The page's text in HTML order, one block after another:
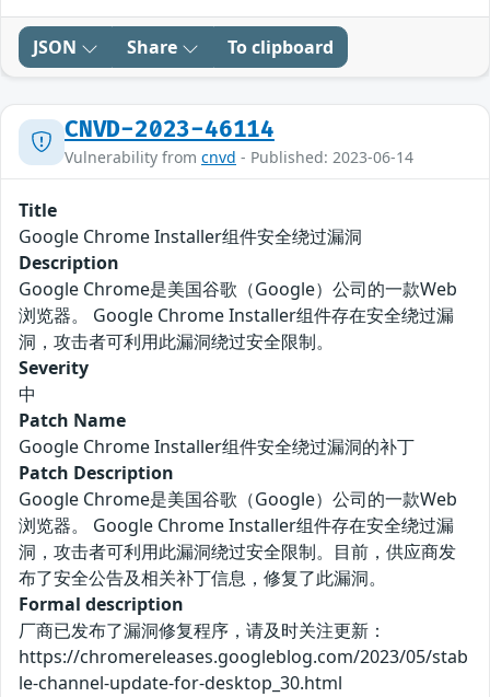
JSON Share To clipboard
CNVD-2023-46114
Vulnerability from cnvd - Published: 2023-06-14
Title
Google Chrome Installer组件安全绕过漏洞
Description
Google Chrome是美国谷歌（Google）公司的一款Web
浏览器。 Google Chrome Installer组件存在安全绕过漏
洞，攻击者可利用此漏洞绕过安全限制。
Severity
中
Patch Name
Google Chrome Installer组件安全绕过漏洞的补丁
Patch Description
Google Chrome是美国谷歌（Google）公司的一款Web
浏览器。 Google Chrome Installer组件存在安全绕过漏
洞，攻击者可利用此漏洞绕过安全限制。目前，供应商发
布了安全公告及相关补丁信息，修复了此漏洞。
Formal description
厂商已发布了漏洞修复程序，请及时关注更新：
https://chromereleases.googleblog.com/2023/05/stab
le-channel-update-for-desktop_30.html